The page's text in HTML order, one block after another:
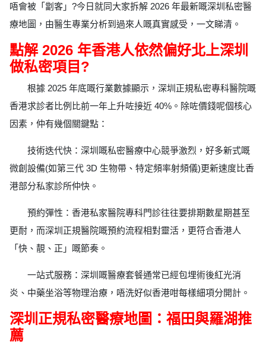
唔會被「劏客」?今日就同大家拆解 2026 年最新嘅深圳私密醫
療地圖，由醫生專業分析到過來人嘅真實感受，一文睇清。
點解 2026 年香港人依然偏好北上深圳
做私密項目?
根據 2025 年底嘅行業數據顯示，深圳正規私密專科醫院嘅
香港求診者比例比前一年上升咗接近 40%。除咗價錢呢個核心
因素，仲有幾個關鍵點：
技術迭代快：深圳嘅私密醫療中心競爭激烈，好多新式嘅
微創設備(如第三代 3D 生物帶、特定頻率射頻儀)更新速度比香
港部分私家診所仲快。
預約彈性：香港私家醫院專科門診往往要排期數星期甚至
更耐，而深圳正規醫院嘅預約流程相對靈活，更符合香港人
「快、靚、正」嘅節奏。
一站式服務：深圳嘅醫療套餐通常已經包埋術後紅光消
炎、中藥坐浴等物理治療，唔洗好似香港咁每樣細項分開計。
深圳正規私密醫療地圖：福田與羅湖推
薦